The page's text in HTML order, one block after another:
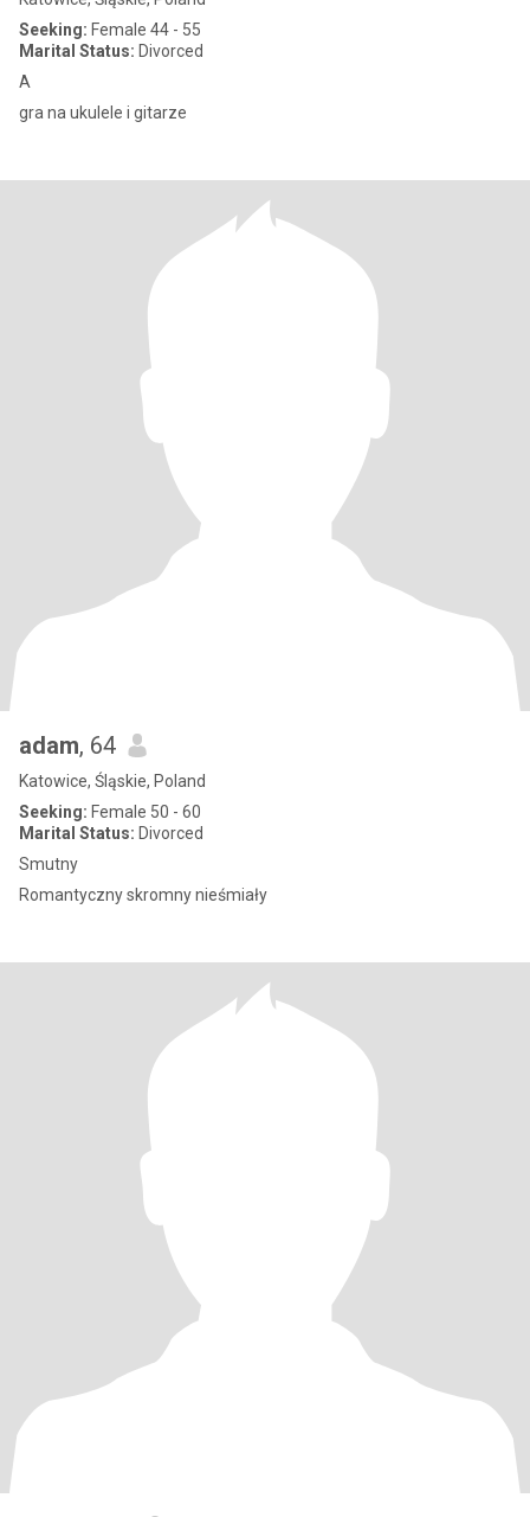
Seeking: Female 44 - 55
Marital Status: Divorced
A
gra na ukulele i gitarze
adam, 64
Katowice, Śląskie, Poland
Seeking: Female 50 - 60
Marital Status: Divorced
Smutny
Romantyczny skromny nieśmiały